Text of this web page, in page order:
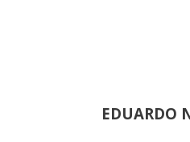
EDUARDO